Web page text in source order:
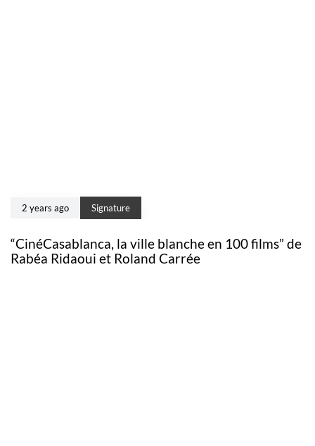
2 years ago Signature
“CinéCasablanca, la ville blanche en 100 films” de
Rabéa Ridaoui et Roland Carrée